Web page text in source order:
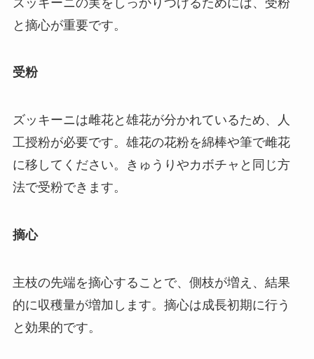
と摘心が重要です。
受粉
ズッキーニは雌花と雄花が分かれているため、人
工授粉が必要です。雄花の花粉を綿棒や筆で雌花
に移してください。きゅうりやカボチャと同じ方
法で受粉できます。
摘心
主枝の先端を摘心することで、側枝が増え、結果
的に収穫量が増加します。摘心は成長初期に行う
と効果的です。